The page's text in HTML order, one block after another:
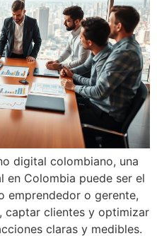
digital colombiano, una
en Colombia puede ser el
emprendedor o gerente,
captar clientes y optimizar
claras y medibles.